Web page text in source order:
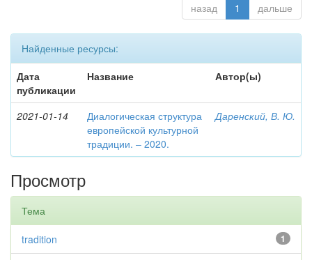
назад 1 дальше
Найденные ресурсы:
Дата
публикации
Название Автор(ы)
2021-01-14
Диалогическая структура
европейской культурной
традиции. – 2020.
Даренский, В. Ю.
Просмотр
Тема
1
tradition